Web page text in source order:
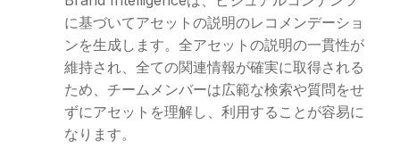
に基づいてアセットの説明のレコメンデーショ
ンを生成します。全アセットの説明の一貫性が
維持され、全ての関連情報が確実に取得される
ため、チームメンバーは広範な検索や質問をせ
ずにアセットを理解し、利用することが容易に
なります。